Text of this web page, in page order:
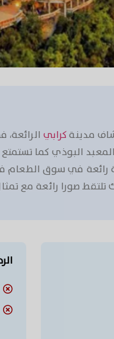
مدينة كرابي
المعبد البوذي كما
رائعة في سوق الطعام
تلتقط صورا رائعة مع